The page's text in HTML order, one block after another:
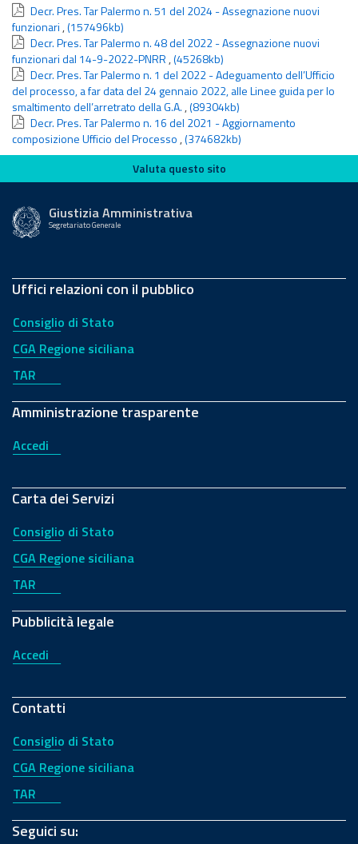
Decr. Pres. Tar Palermo n. 51 del 2024 - Assegnazione nuovi
funzionari ,(157496kb)
Decr. Pres. Tar Palermo n. 48 del 2022 - Assegnazione nuovi
funzionari dal 14-9-2022-PNRR ,(45268kb)
Decr. Pres. Tar Palermo n. 1 del 2022 - Adeguamento dell’Ufficio
del processo, a far data del 24 gennaio 2022, alle Linee guida per lo
smaltimento dell’arretrato della G.A. ,(89304kb)
Decr. Pres. Tar Palermo n. 16 del 2021 - Aggiornamento
composizione Ufficio del Processo ,(374682kb)
Valuta questo sito
Valuta questo sito
Giustizia Amministrativa
Segretariato Generale
Uffici relazioni con il pubblico
Consiglio di Stato
CGA Regione siciliana
TAR
Amministrazione trasparente
Accedi
Carta dei Servizi
Consiglio di Stato
CGA Regione siciliana
TAR
Pubblicità legale
Accedi
Contatti
Consiglio di Stato
CGA Regione siciliana
TAR
Seguici su: